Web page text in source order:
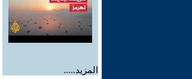
المزيد.....